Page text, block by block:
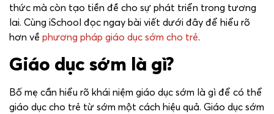
thức mà còn tạo tiền đề cho sự phát triển trong tương
lai. Cùng iSchool đọc ngay bài viết dưới đây để hiểu rõ
hơn về phương pháp giáo dục sớm cho trẻ.
Giáo dục sớm là gì?
Bố mẹ cần hiểu rõ khái niệm giáo dục sớm là gì để có thể
giáo dục cho trẻ từ sớm một cách hiệu quả. Giáo dục sớm